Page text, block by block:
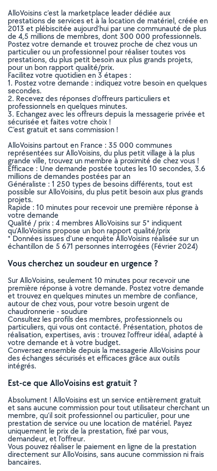
AlloVoisins c’est la marketplace leader dédiée aux
prestations de services et à la location de matériel, créée en
2013 et plébiscitée aujourd’hui par une communauté de plus
de 4,5 millions de membres, dont 300 000 professionnels.
Postez votre demande et trouvez proche de chez vous un
particulier ou un professionnel pour réaliser toutes vos
prestations, du plus petit besoin aux plus grands projets,
pour un bon rapport qualité/prix.
Facilitez votre quotidien en 3 étapes :
1. Postez votre demande : indiquez votre besoin en quelques
secondes.
2. Recevez des réponses d’offreurs particuliers et
professionnels en quelques minutes.
3. Echangez avec les offreurs depuis la messagerie privée et
sécurisée et faites votre choix !
C’est gratuit et sans commission !
AlloVoisins partout en France : 35 000 communes
représentées sur AlloVoisins, du plus petit village à la plus
grande ville, trouvez un membre à proximité de chez vous !
Efficace : Une demande postée toutes les 10 secondes, 3.6
millions de demandes postées par an
Généraliste : 1 250 types de besoins différents, tout est
possible sur AlloVoisins, du plus petit besoin aux plus grands
projets.
Rapide : 10 minutes pour recevoir une première réponse à
votre demande
Qualité / prix : 4 membres AlloVoisins sur 5* indiquent
qu’AlloVoisins propose un bon rapport qualité/prix
* Données issues d’une enquête AlloVoisins réalisée sur un
échantillon de 5 671 personnes interrogées (Février 2024)
Vous cherchez un soudeur en urgence ?
Sur AlloVoisins, seulement 10 minutes pour recevoir une
première réponse à votre demande. Postez votre demande
et trouvez en quelques minutes un membre de confiance,
autour de chez vous, pour votre besoin urgent de
chaudronnerie - soudure
Consultez les profils des membres, professionnels ou
particuliers, qui vous ont contacté. Présentation, photos de
réalisation, expertises, avis : trouvez l'offreur idéal, adapté à
votre demande et à votre budget.
Conversez ensemble depuis la messagerie AlloVoisins pour
des échanges sécurisés et efficaces grâce aux outils
intégrés.
Est-ce que AlloVoisins est gratuit ?
Absolument ! AlloVoisins est un service entièrement gratuit
et sans aucune commission pour tout utilisateur cherchant un
membre, qu’il soit professionnel ou particulier, pour une
prestation de service ou une location de matériel. Payez
uniquement le prix de la prestation, fixé par vous,
demandeur, et l’offreur.
Vous pouvez réaliser le paiement en ligne de la prestation
directement sur AlloVoisins, sans aucune commission ni frais
bancaires.